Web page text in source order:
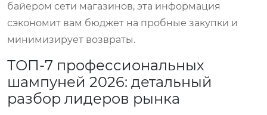
байером сети магазинов, эта информация
сэкономит вам бюджет на пробные закупки и
минимизирует возвраты.
ТОП-7 профессиональных
шампуней 2026: детальный
разбор лидеров рынка